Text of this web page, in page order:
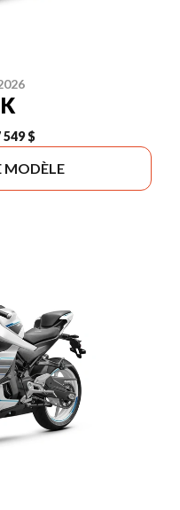
549 $
MODÈLE